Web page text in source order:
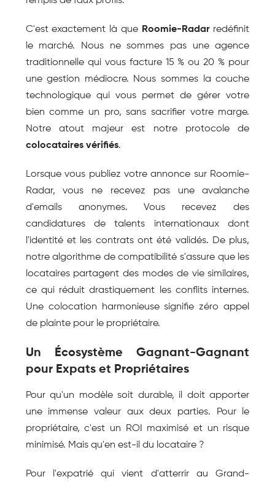
C'est exactement là que Roomie-Radar redéfinit
le marché. Nous ne sommes pas une agence
traditionnelle qui vous facture 15 % ou 20 % pour
une gestion médiocre. Nous sommes la couche
technologique qui vous permet de gérer votre
bien comme un pro, sans sacrifier votre marge.
colocataires vérifiés.
Lorsque vous publiez votre annonce sur Roomie-
Radar, vous ne recevez pas une avalanche
d'emails anonymes. Vous recevez des
candidatures de talents internationaux dont
l'identité et les contrats ont été validés. De plus,
notre algorithme de compatibilité s'assure que les
locataires partagent des modes de vie similaires,
ce qui réduit drastiquement les conflits internes.
Une colocation harmonieuse signifie zéro appel
de plainte pour le propriétaire.
Un Écosystème Gagnant-Gagnant
pour Expats et Propriétaires
Pour qu'un modèle soit durable, il doit apporter
une immense valeur aux deux parties. Pour le
propriétaire, c'est un ROI maximisé et un risque
minimisé. Mais qu'en est-il du locataire ?
Pour l'expatrié qui vient d'atterrir au Grand-